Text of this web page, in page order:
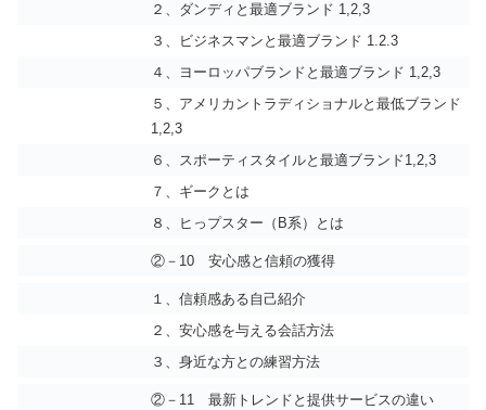
２、ダンディと最適ブランド 1,2,3
３、ビジネスマンと最適ブランド 1.2.3
４、ヨーロッパブランドと最適ブランド 1,2,3
５、アメリカントラディショナルと最低ブランド
1,2,3
６、スポーティスタイルと最適ブランド1,2,3
７、ギークとは
８、ヒっプスター（B系）とは
②－10 安心感と信頼の獲得
１、信頼感ある自己紹介
２、安心感を与える会話方法
３、身近な方との練習方法
②－11 最新トレンドと提供サービスの違い